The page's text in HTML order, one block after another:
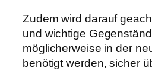
Zudem wird darauf
und wichtige
möglicherweise in der
benötigt werden, sicher